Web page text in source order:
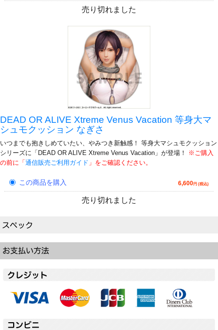
売り切れました
DEAD OR ALIVE Xtreme Venus Vacation 等身大マ
シュモクッション なぎさ
いつまでも抱きしめていたい、やみつき新触感！ 等身大マシュモクッション
シリーズに「DEAD OR ALIVE Xtreme Venus Vacation」が登場！
※ご購入
の前に「 通信販売ご利用ガイド 」をご確認ください。
この商品を購入 6,600円 (税込)
売り切れました